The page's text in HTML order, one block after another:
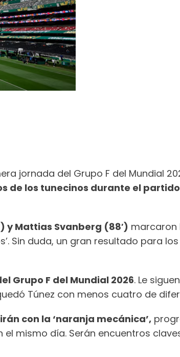
jornada del Grupo F del Mundial
de los tunecinos durante el partido
y Mattias Svanberg (88′) marcaron
Sin duda, un gran resultado para
Grupo F del Mundial 2026. Le
Túnez con menos cuatro de
con la ‘naranja mecánica’,
mismo día. Serán encuentros